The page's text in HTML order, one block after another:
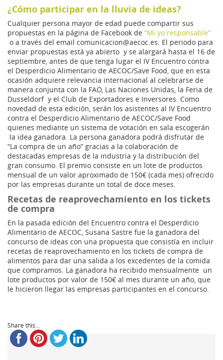
¿Cómo participar en la lluvia de ideas?
Cualquier persona mayor de edad puede compartir sus
propuestas en la página de Facebook de “Mi yo responsable”
o a través del email comunicacion@aecoc.es. El periodo para
enviar propuestas está ya abierto y se alargará hasta el 16 de
septiembre, antes de que tenga lugar el IV Encuentro contra
el Desperdicio Alimentario de AECOC/Save Food, que en esta
ocasión adquiere relevancia internacional al celebrarse de
manera conjunta con la FAO, Las Naciones Unidas, la Feria de
Dusseldorf y el Club de Exportadores e Inversores. Como
novedad de esta edición, serán los asistentes al IV Encuentro
contra el Desperdicio Alimentario de AECOC/Save Food
quienes mediante un sistema de votación en sala escogerán
la idea ganadora. La persona ganadora podrá disfrutar de
“La compra de un año” gracias a la colaboración de
destacadas empresas de la industria y la distribución del
gran consumo. El premio consiste en un lote de productos
mensual de un valor aproximado de 150€ (cada mes) ofrecido
por las empresas durante un total de doce meses.
Recetas de reaprovechamiento en los tickets
de compra
En la pasada edición del Encuentro contra el Desperdicio
Alimentario de AECOC, Susana Sastre fue la ganadora del
concurso de ideas con una propuesta que consistía en incluir
recetas de reaprovechamiento en los tickets de compra de
alimentos para dar una salida a los excedentes de la comida
que compramos. La ganadora ha recibido mensualmente un
lote productos por valor de 150€ al mes durante un año, que
le hicieron llegar las empresas participantes en el concurso.
Share this...